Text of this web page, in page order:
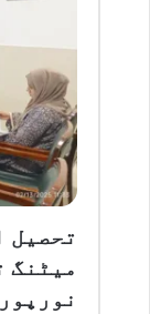
تحصیل
میٹنگ